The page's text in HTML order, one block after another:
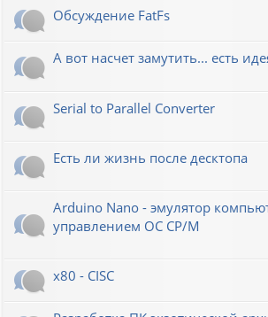
Обсуждение FatFs
А вот насчет замутить... есть
Serial to Parallel Converter
Есть ли жизнь после десктопа
Arduino Nano - эмулятор
управлением ОС CP/M
x80 - CISC